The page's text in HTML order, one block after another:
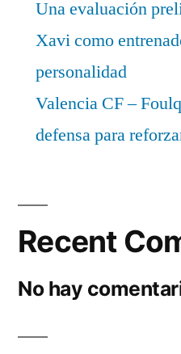
Una evaluación
Xavi como
personalidad
Valencia CF –
defensa para
Recent
No hay